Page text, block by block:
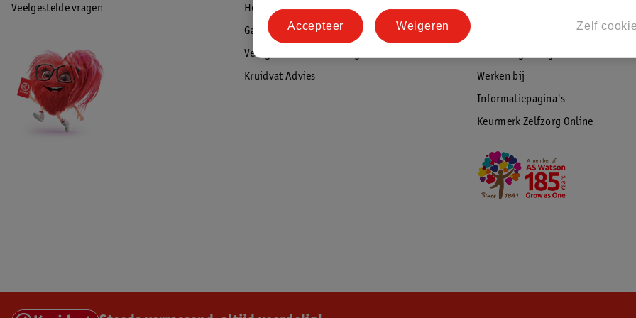
Veelgestelde vragen
Herroepen & retourneren
Garantie
Veiligheidswaarschuwingen
Kruidvat Advies
Werken bij
Informatiepagina's
Keurmerk Zelfzorg Online
Zelf
Weigeren
Accepteer